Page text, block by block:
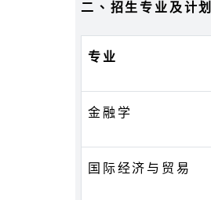
二、招生专业及计划
专业
金融学
国际经济与贸易